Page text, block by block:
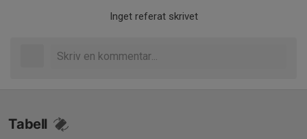
Inget referat skrivet
Tabell